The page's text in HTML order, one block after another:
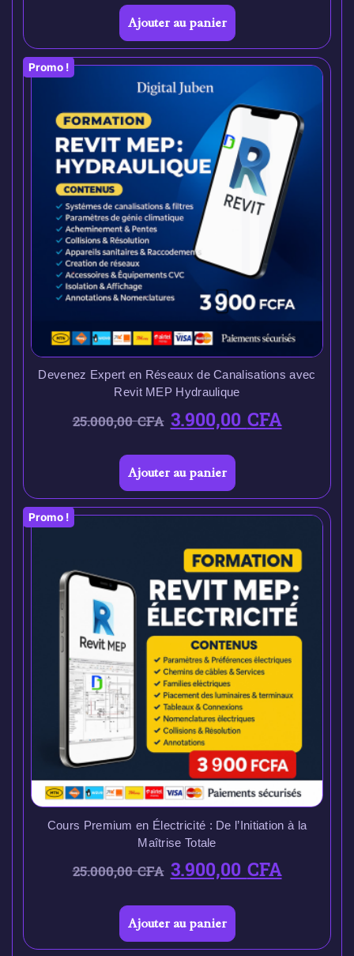
Ajouter au panier
Promo !
Devenez Expert en Réseaux de Canalisations avec
Revit MEP Hydraulique
25.000,00CFA 3.900,00CFA
Ajouter au panier
Promo !
Cours Premium en Électricité : De l’Initiation à la
Maîtrise Totale
25.000,00CFA 3.900,00CFA
Ajouter au panier